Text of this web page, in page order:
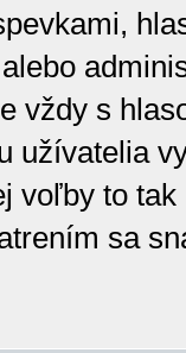
vždy s
užívatelia
voľby to
sa